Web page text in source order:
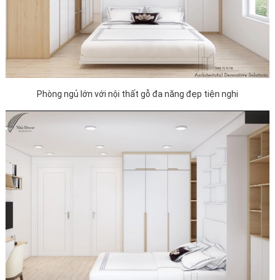
Phòng ngủ lớn với nội thất gỗ đa năng đẹp tiện nghi